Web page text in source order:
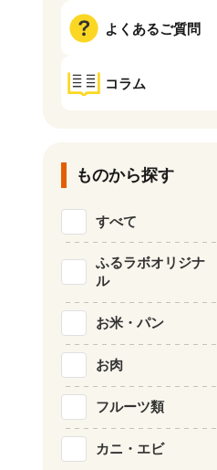
よくあるご質問
コラム
ものから探す
すべて
ふるラボオリジナ
ル
お米・パン
お肉
フルーツ類
カニ・エビ